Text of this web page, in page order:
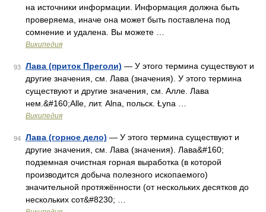
на источники информации. Информация должна быть
проверяема, иначе она может быть поставлена под
сомнение и удалена. Вы можете …
Википедия
93 Лава (приток Преголи) — У этого термина существуют и
другие значения, см. Лава (значения). У этого термина
существуют и другие значения, см. Алле. Лава
нем.&#160;Alle, лит. Alna, польск. Łyna …
Википедия
94 Лава (горное дело) — У этого термина существуют и
другие значения, см. Лава (значения). Лава&#160;
подземная очистная горная выработка (в которой
производится добыча полезного ископаемого)
значительной протяжённости (от нескольких десятков до
нескольких сот&#8230; …